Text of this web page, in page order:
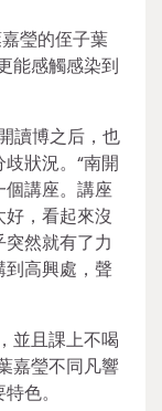
瑩的侄子葉
能感觸感染到
讀博之后，也
狀況。“南開
個講座。講座
，看起來沒
然就有了力
到高興處，聲
並且課上不喝
嘉瑩不同凡響
色。